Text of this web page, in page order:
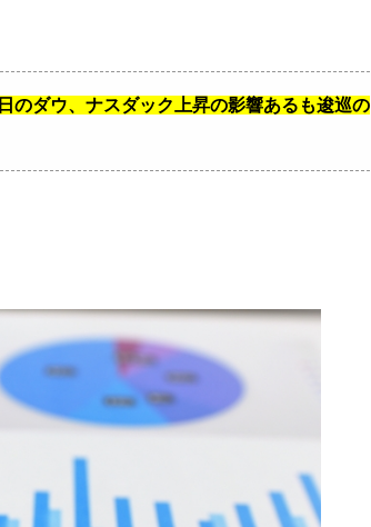
のダウ、ナスダック上昇の影響あるも逡巡の